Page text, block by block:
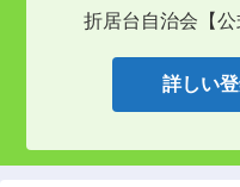
折居台自治会【公
詳しい